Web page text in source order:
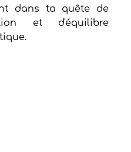
dans ta quête de
et d'équilibre